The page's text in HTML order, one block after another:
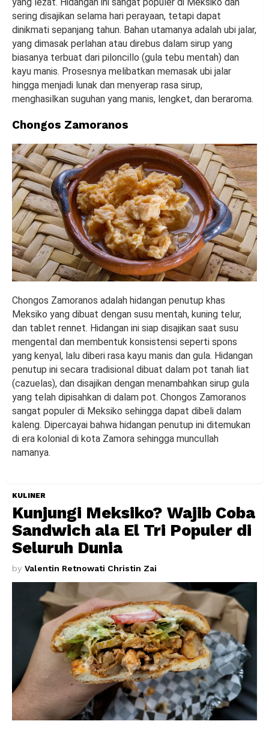
sering disajikan selama hari perayaan, tetapi dapat
dinikmati sepanjang tahun. Bahan utamanya adalah ubi jalar,
yang dimasak perlahan atau direbus dalam sirup yang
biasanya terbuat dari piloncillo (gula tebu mentah) dan
kayu manis. Prosesnya melibatkan memasak ubi jalar
hingga menjadi lunak dan menyerap rasa sirup,
menghasilkan suguhan yang manis, lengket, dan beraroma.
Chongos Zamoranos
Chongos Zamoranos adalah hidangan penutup khas
Meksiko yang dibuat dengan susu mentah, kuning telur,
dan tablet rennet. Hidangan ini siap disajikan saat susu
mengental dan membentuk konsistensi seperti spons
yang kenyal, lalu diberi rasa kayu manis dan gula. Hidangan
penutup ini secara tradisional dibuat dalam pot tanah liat
(cazuelas), dan disajikan dengan menambahkan sirup gula
yang telah dipisahkan di dalam pot. Chongos Zamoranos
sangat populer di Meksiko sehingga dapat dibeli dalam
kaleng. Dipercayai bahwa hidangan penutup ini ditemukan
di era kolonial di kota Zamora sehingga muncullah
namanya.
KULINER
Kunjungi Meksiko? Wajib Coba
Sandwich ala El Tri Populer di
Seluruh Dunia
by Valentin Retnowati Christin Zai